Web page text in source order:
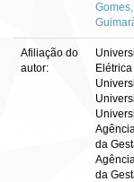
Afiliação do
autor:
Elétrica
da
da